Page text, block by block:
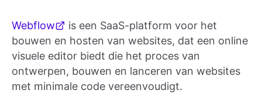
Webflow
is een SaaS-platform voor het
bouwen en hosten van websites, dat een online
visuele editor biedt die het proces van
ontwerpen, bouwen en lanceren van websites
met minimale code vereenvoudigt.